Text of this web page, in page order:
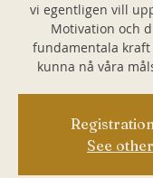
vi egentligen vill
Motivation och
fundamentala
kunna nå våra
See